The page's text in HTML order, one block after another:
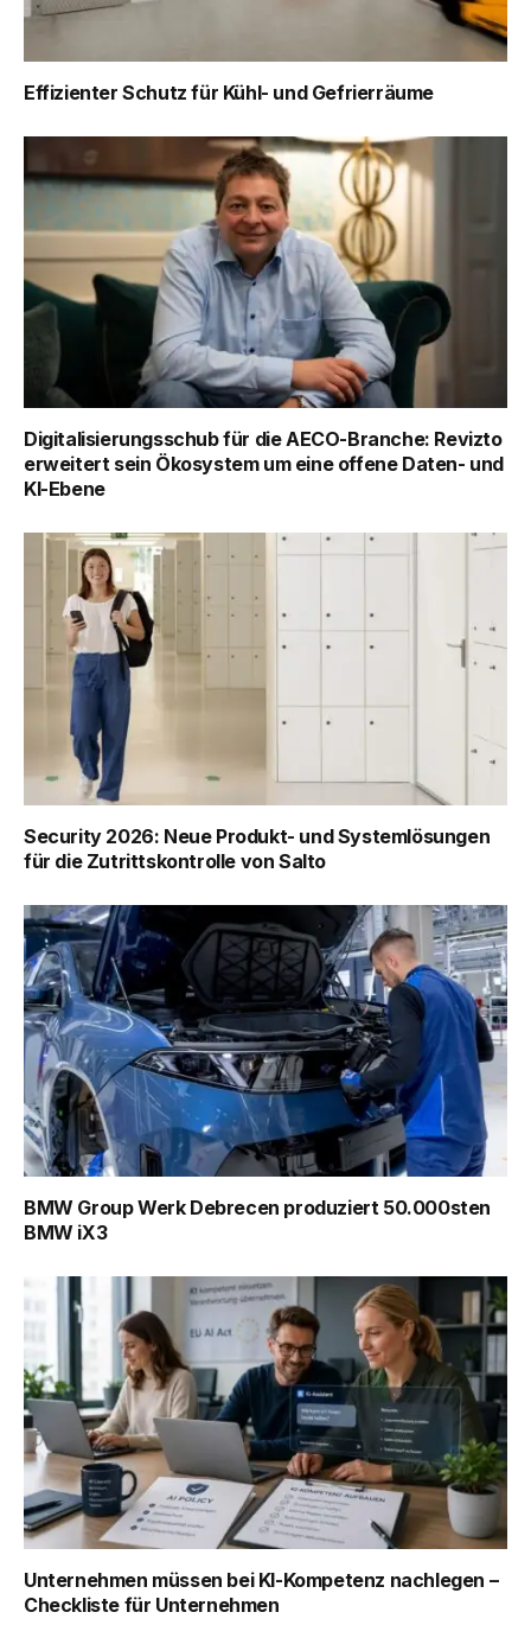
Effizienter Schutz für Kühl- und Gefrierräume
Digitalisierungsschub für die AECO-Branche: Revizto
erweitert sein Ökosystem um eine offene Daten- und
KI-Ebene
Security 2026: Neue Produkt- und Systemlösungen
für die Zutrittskontrolle von Salto
BMW Group Werk Debrecen produziert 50.000sten
BMW iX3
Unternehmen müssen bei KI-Kompetenz nachlegen –
Checkliste für Unternehmen